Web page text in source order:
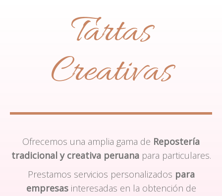
Tartas
Creativas
Ofrecemos una amplia gama de Repostería
tradicional y creativa peruanapara particulares.
Prestamos servicios personalizados para
empresasinteresadas en la obtención de